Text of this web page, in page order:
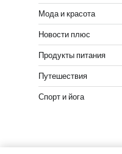
Мода и красота
Новости плюс
Продукты питания
Путешествия
Спорт и йога